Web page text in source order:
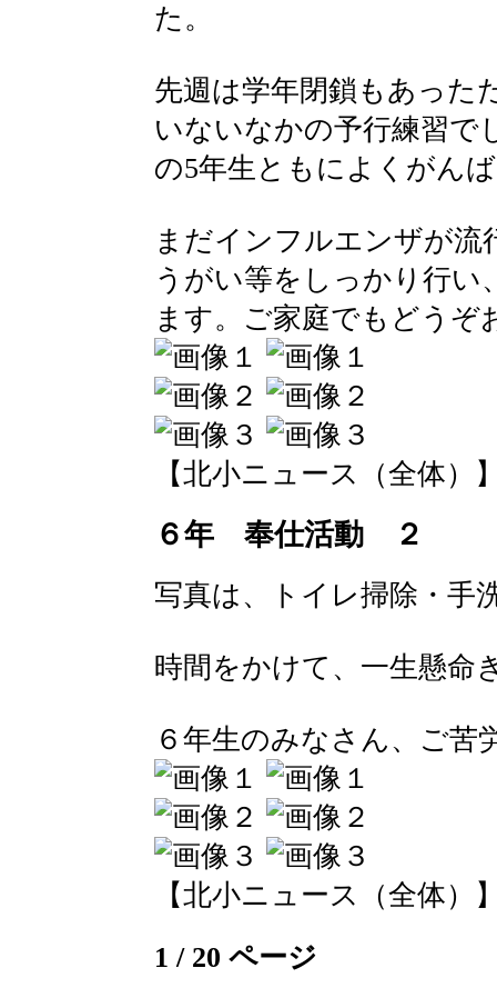
た。
先週は学年閉鎖もあった
いないなかの予行練習で
の5年生ともによくがん
まだインフルエンザが
うがい等をしっかり行い
ます。ご家庭でもどうぞ
【北小ニュース（全体）
６年 奉仕活動 ２
写真は、トイレ掃除・手
時間をかけて、一生懸命
６年生のみなさん、ご苦
【北小ニュース（全体）
1 / 20 ページ